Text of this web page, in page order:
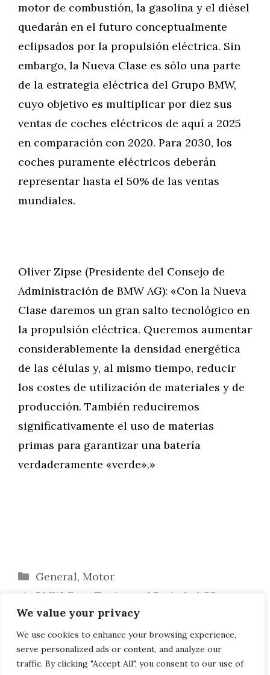
We value your privacy
We use cookies to enhance your browsing experience,
serve personalized ads or content, and analyze our
traffic. By clicking "Accept All", you consent to our use of
motor de combustión, la gasolina y el diésel
quedarán en el futuro conceptualmente
eclipsados por la propulsión eléctrica. Sin
embargo, la Nueva Clase es sólo una parte
de la estrategia eléctrica del Grupo BMW,
cuyo objetivo es multiplicar por diez sus
ventas de coches eléctricos de aquí a 2025
en comparación con 2020. Para 2030, los
coches puramente eléctricos deberán
representar hasta el 50% de las ventas
mundiales.
Oliver Zipse (Presidente del Consejo de
Administración de BMW AG): «Con la Nueva
Clase daremos un gran salto tecnológico en
la propulsión eléctrica. Queremos aumentar
considerablemente la densidad energética
de las células y, al mismo tiempo, reducir
los costes de utilización de materiales y de
producción. También reduciremos
significativamente el uso de materias
primas para garantizar una batería
verdaderamente «verde».»
Categorías
General, Motor
BMW Gran Turismo / Serie 8 / CS en
2010
iF Design Awards 2021: BMW premia el iX
y el M4 GT3